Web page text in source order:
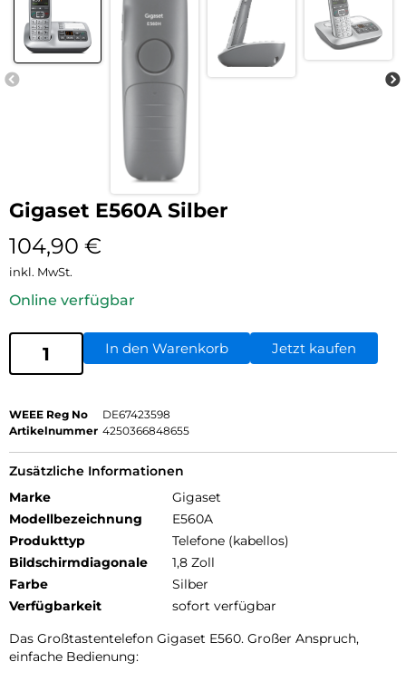
Gigaset E560A Silber
104,90 €
inkl. MwSt.
Online verfügbar
In den Warenkorb Jetzt kaufen
WEEE Reg No
DE67423598
Artikelnummer 4250366848655
Zusätzliche Informationen
Marke
Gigaset
Modellbezeichnung
E560A
Produkttyp
Telefone (kabellos)
Bildschirmdiagonale
1,8 Zoll
Farbe
Silber
Verfügbarkeit
sofort verfügbar
Das Großtastentelefon Gigaset E560. Großer Anspruch,
einfache Bedienung: